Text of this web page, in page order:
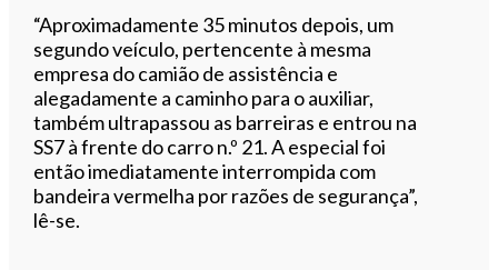
“Aproximadamente 35 minutos depois, um
segundo veículo, pertencente à mesma
empresa do camião de assistência e
alegadamente a caminho para o auxiliar,
também ultrapassou as barreiras e entrou na
SS7 à frente do carro n.º 21. A especial foi
então imediatamente interrompida com
bandeira vermelha por razões de segurança”,
lê-se.